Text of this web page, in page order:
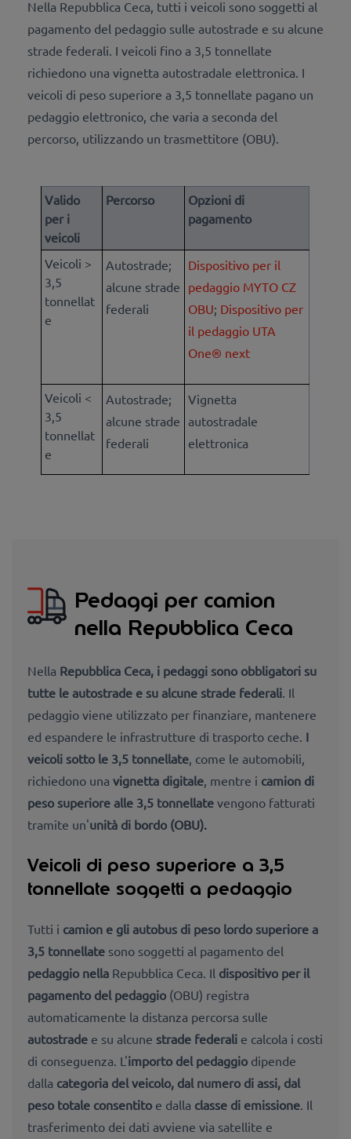
Nella Repubblica Ceca, tutti i veicoli sono soggetti al
pagamento del pedaggio sulle autostrade e su alcune
strade federali. I veicoli fino a 3,5 tonnellate
richiedono una vignetta autostradale elettronica. I
veicoli di peso superiore a 3,5 tonnellate pagano un
pedaggio elettronico, che varia a seconda del
percorso, utilizzando un trasmettitore (OBU).
Valido
per i
veicoli
Percorso
Opzioni di
pagamento
Veicoli >
3,5
tonnellat
e
Autostrade;
alcune strade
federali
Dispositivo per il
pedaggio MYTO CZ
OBU; Dispositivo per
il pedaggio UTA
One® next
Veicoli <
3,5
tonnellat
e
Autostrade;
alcune strade
federali
Vignetta
autostradale
elettronica
Pedaggi per camion
nella Repubblica Ceca
Nella Repubblica Ceca, i pedaggi sono obbligatori su
tutte le autostrade e su alcune strade federali. Il
pedaggio viene utilizzato per finanziare, mantenere
ed espandere le infrastrutture di trasporto ceche. I
veicoli sotto le 3,5 tonnellate, come le automobili,
richiedono una vignetta digitale, mentre i camion di
peso superiore alle 3,5 tonnellate vengono fatturati
tramite un'unità di bordo (OBU).
Veicoli di peso superiore a 3,5
tonnellate soggetti a pedaggio
Tutti i camion e gli autobus di peso lordo superiore a
3,5 tonnellate sono soggetti al pagamento del
pedaggio nella Repubblica Ceca. Il dispositivo per il
pagamento del pedaggio (OBU) registra
automaticamente la distanza percorsa sulle
autostrade e su alcune strade federali e calcola i costi
di conseguenza. L'importo del pedaggio dipende
dalla categoria del veicolo, dal numero di assi, dal
peso totale consentito e dalla classe di emissione. Il
trasferimento dei dati avviene via satellite e